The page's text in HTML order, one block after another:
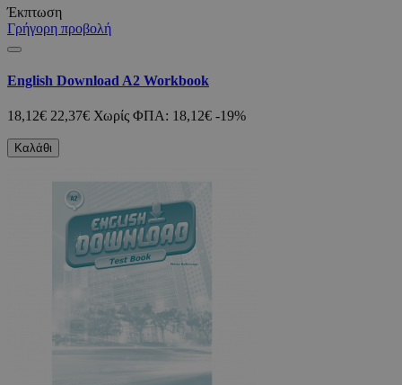
Έκπτωση
Γρήγορη προβολή
English Download A2 Workbook
18,12€ 22,37€ Χωρίς ΦΠΑ: 18,12€ -19%
Καλάθι